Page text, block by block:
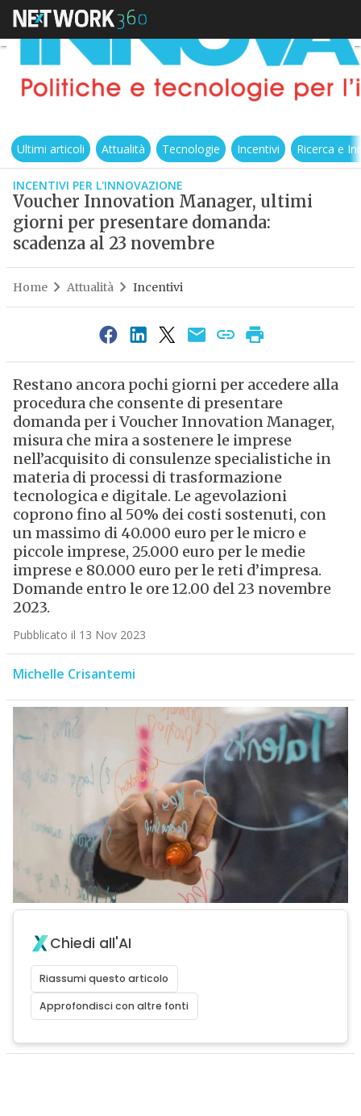
Ultimi articoli Attualità Tecnologie Incentivi Ricerca e
INCENTIVI PER L'INNOVAZIONE
Voucher Innovation Manager, ultimi
giorni per presentare domanda:
scadenza al 23 novembre
Home Attualità Incentivi
Restano ancora pochi giorni per accedere alla
procedura che consente di presentare
domanda per i Voucher Innovation Manager,
misura che mira a sostenere le imprese
nell’acquisito di consulenze specialistiche in
materia di processi di trasformazione
tecnologica e digitale. Le agevolazioni
coprono fino al 50% dei costi sostenuti, con
un massimo di 40.000 euro per le micro e
piccole imprese, 25.000 euro per le medie
imprese e 80.000 euro per le reti d’impresa.
Domande entro le ore 12.00 del 23 novembre
2023.
Pubblicato il 13 Nov 2023
Michelle Crisantemi
Chiedi all'AI
Riassumi questo articolo
Approfondisci con altre fonti